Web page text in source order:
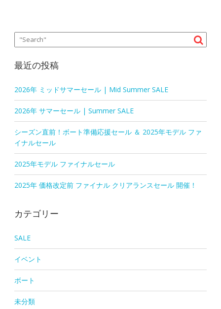
最近の投稿
2026年 ミッドサマーセール | Mid Summer SALE
2026年 サマーセール | Summer SALE
シーズン直前！ボート準備応援セール ＆ 2025年モデル ファ
イナルセール
2025年モデル ファイナルセール
2025年 価格改定前 ファイナル クリアランスセール 開催！
カテゴリー
SALE
イベント
ボート
未分類